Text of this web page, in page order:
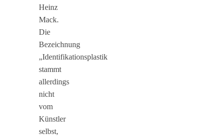
Heinz
Mack.
Die
Bezeichnung
„Identifikationsplastik
stammt
allerdings
nicht
vom
Künstler
selbst,